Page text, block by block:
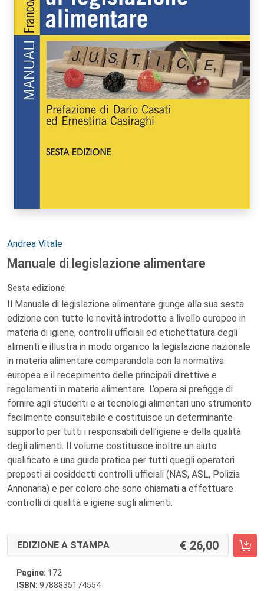
Autori:
Andrea Vitale
Manuale di legislazione alimentare
Sesta edizione
Il Manuale di legislazione alimentare giunge alla sua sesta
edizione con tutte le novità introdotte a livello europeo in
materia di igiene, controlli ufficiali ed etichettatura degli
alimenti e illustra in modo organico la legislazione nazionale
in materia alimentare comparandola con la normativa
europea e il recepimento delle principali direttive e
regolamenti in materia alimentare. L’opera si prefigge di
fornire agli studenti e ai tecnologi alimentari uno strumento
facilmente consultabile e costituisce un determinante
supporto per tutti i responsabili dell’igiene e della qualità
degli alimenti. Il volume costituisce inoltre un aiuto
qualificato e una guida pratica per tutti quegli operatori
preposti ai cosiddetti controlli ufficiali (NAS, ASL, Polizia
Annonaria) e per coloro che sono chiamati a effettuare
controlli di qualità e igiene sugli alimenti.
EDIZIONE A STAMPA 26,00
Pagine: 172
ISBN: 9788835174554